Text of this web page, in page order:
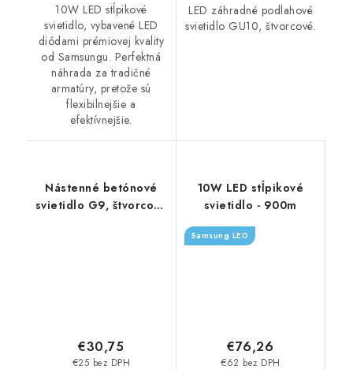
10W LED stĺpikové
svietidlo, vybavené LED
diódami prémiovej kvality
od Samsungu. Perfektná
náhrada za tradičné
armatúry, pretože sú
flexibilnejšie a
efektívnejšie.
LED záhradné podlahové
svietidlo GU10, štvorcové.
Nástenné betónové
svietidlo G9, štvorcové
€25 bez DPH
€30,75
10W LED stĺpikové
svietidlo - 900m
Samsung LED
€62 bez DPH
€76,26